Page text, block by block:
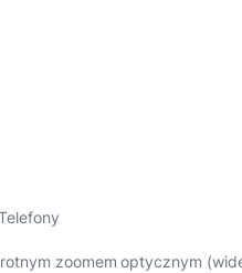
zoomem optycznym